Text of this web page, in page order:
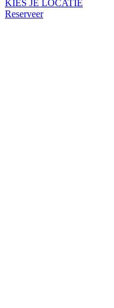
KIES JE LOCATIE
Reserveer